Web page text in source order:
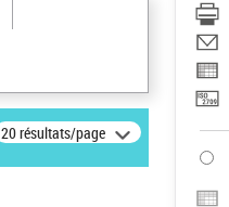
20 résultats/page